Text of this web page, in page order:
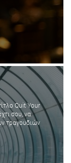
Quit Your
σου, να
τραγουδιών